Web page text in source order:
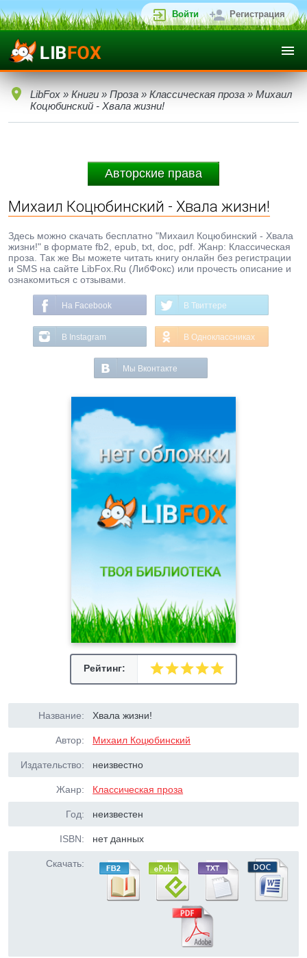
Войти Регистрация
LibFox » Книги » Проза » Классическая проза » Михаил
Коцюбинский - Хвала жизни!
Авторские права
Михаил Коцюбинский - Хвала жизни!
Здесь можно скачать бесплатно "Михаил Коцюбинский - Хвала
жизни!" в формате fb2, epub, txt, doc, pdf. Жанр: Классическая
проза. Так же Вы можете читать книгу онлайн без регистрации
и SMS на сайте LibFox.Ru (ЛибФокс) или прочесть описание и
ознакомиться с отзывами.
На Facebook В Твиттере
В Instagram В Одноклассниках
Мы Вконтакте
Рейтинг:
Название: Хвала жизни!
Автор: Михаил Коцюбинский
Издательство: неизвестно
Жанр: Классическая проза
Год: неизвестен
ISBN: нет данных
Скачать: